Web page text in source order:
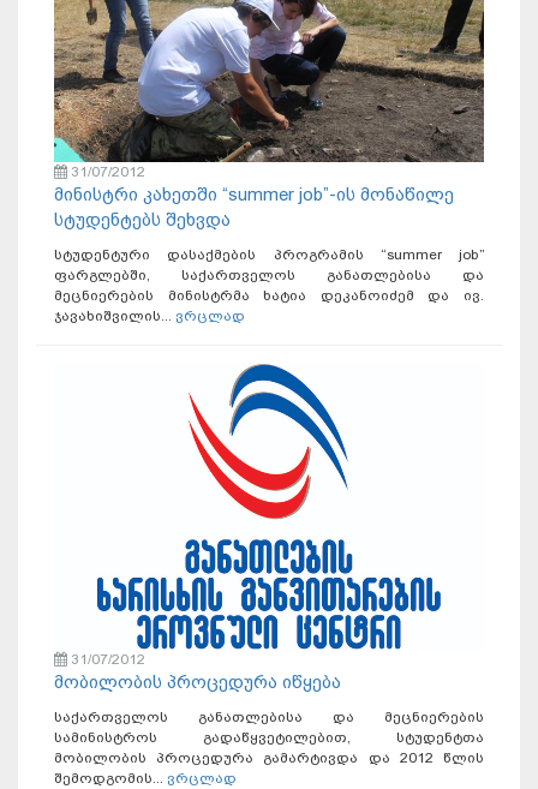
31/07/2012
მინისტრი კახეთში “summer job”-ის მონაწილე
სტუდენტებს შეხვდა
სტუდენტური დასაქმების პროგრამის “summer job”
ფარგლებში, საქართველოს განათლებისა და
მეცნიერების მინისტრმა ხატია დეკანოიძემ და ივ.
ჯავახიშვილის... ვრცლად
31/07/2012
მობილობის პროცედურა იწყება
საქართველოს განათლებისა და მეცნიერების
სამინისტროს გადაწყვეტილებით, სტუდენტთა
მობილობის პროცედურა გამარტივდა და 2012 წლის
შემოდგომის... ვრცლად